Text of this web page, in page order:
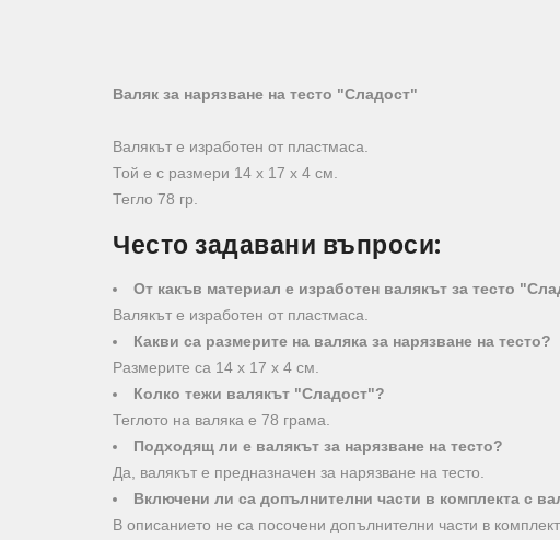
Валяк за нарязване на тесто "Сладост"
Валякът е изработен от пластмаса.
Той е с размери 14 х 17 х 4 см.
Тегло 78 гр.
Често задавани въпроси:
От какъв материал е изработен валякът за тесто
Валякът е изработен от пластмаса.
Какви са размерите на валяка за нарязване на тесто?
Размерите са 14 х 17 х 4 см.
Колко тежи валякът "Сладост"?
Теглото на валяка е 78 грама.
Подходящ ли е валякът за нарязване на тесто?
Да, валякът е предназначен за нарязване на тесто.
Включени ли са допълнителни части в комплекта с
В описанието не са посочени допълнителни части в